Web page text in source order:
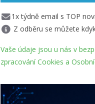
1x týdně email s TOP
Z odběru se můžete
Vaše údaje jsou u nás v
zpracování Cookies a